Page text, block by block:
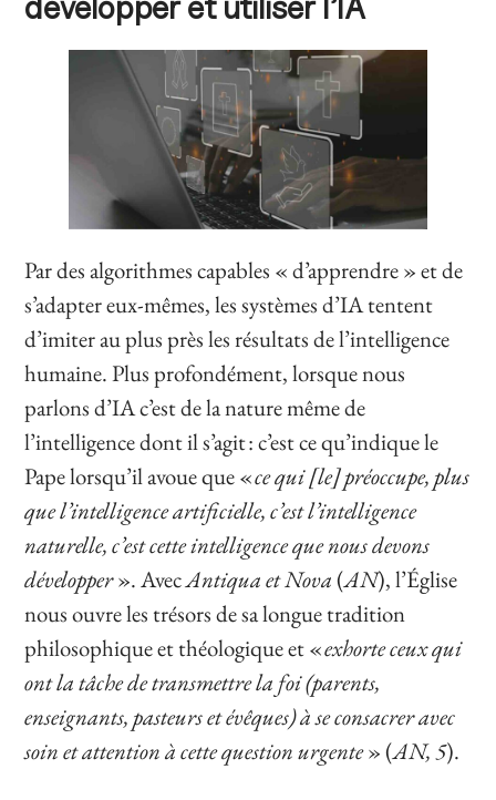
Par des algorithmes capables « d’apprendre » et de
s’adapter eux-mêmes, les systèmes d’IA tentent
d’imiter au plus près les résultats de l’intelligence
humaine. Plus profondément, lorsque nous
parlons d’IA c’est de la nature même de
l’intelligence dont il s’agit : c’est ce qu’indique le
Pape lorsqu’il avoue que «ce qui [le] préoccupe, plus
que l’intelligence artificielle, c’est l’intelligence
naturelle, c’est cette intelligence que nous devons
développer». AvecAntiqua et Nova(AN), l’Église
nous ouvre les trésors de sa longue tradition
philosophique et théologique et «exhorte ceux qui
ont la tâche de transmettre la foi (parents,
enseignants, pasteurs et évêques) à se consacrer avec
soin et attention à cette question urgente» (AN, 5).